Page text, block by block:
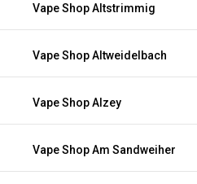
Vape Shop Altstrimmig
Vape Shop Altweidelbach
Vape Shop Alzey
Vape Shop Am Sandweiher